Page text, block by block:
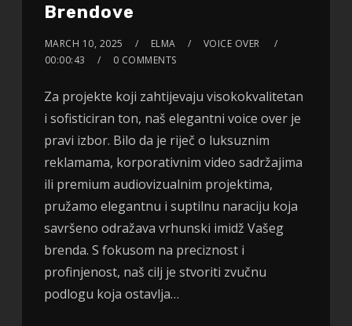
Brendove
MARCH 10, 2025 ELMA
VOICE OVER
00:00:43
0 COMMENTS
Za projekte koji zahtijevaju visokokvalitetan
i sofisticiran ton, naš elegantni voice over je
pravi izbor. Bilo da je riječ o luksuznim
reklamama, korporativnim video sadržajima
ili premium audiovizualnim projektima,
pružamo elegantnu i suptilnu naraciju koja
savršeno odražava vrhunski imidž Vašeg
brenda. S fokusom na preciznost i
profinjenost, naš cilj je stvoriti zvučnu
podlogu koja ostavlja…